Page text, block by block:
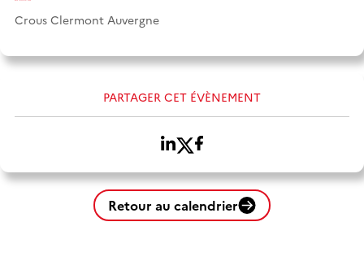
Crous Clermont Auvergne
PARTAGER CET ÉVÈNEMENT
Retour au calendrier